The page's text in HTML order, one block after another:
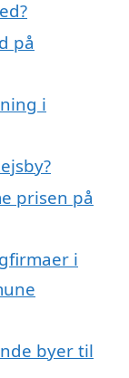
på
i
prisen på
i
byer til